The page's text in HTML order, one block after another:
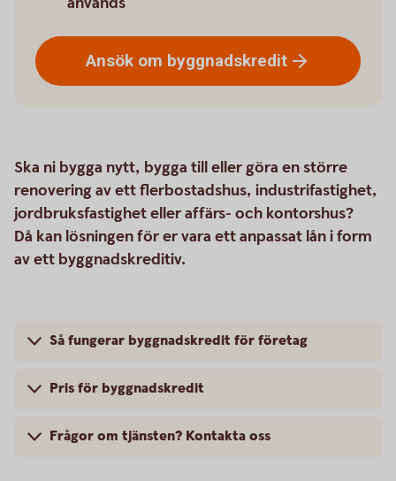
Ansök om byggnadskredit
Ska ni bygga nytt, bygga till eller göra en större
renovering av ett flerbostadshus, industrifastighet,
jordbruksfastighet eller affärs- och kontorshus?
Då kan lösningen för er vara ett anpassat lån i form
av ett byggnadskreditiv.
Så fungerar byggnadskredit för företag
Pris för byggnadskredit
Frågor om tjänsten? Kontakta oss